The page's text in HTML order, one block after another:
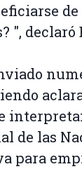
",
de las
para